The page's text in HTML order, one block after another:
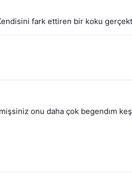
fark ettiren bir koku
onu daha çok begendım